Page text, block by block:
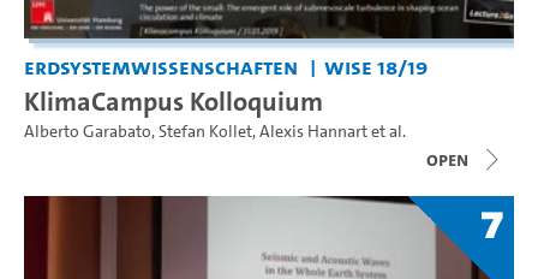
Erdsystemwissenschaften WiSe 18/19
KlimaCampus Kolloquium
Alberto Garabato,Stefan Kollet,Alexis Hannartet al.
open
7